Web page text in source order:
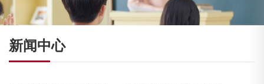
新闻中心